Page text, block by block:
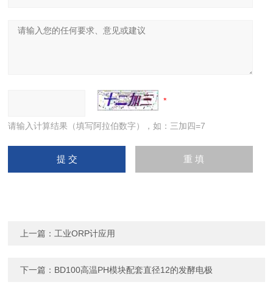
请输入计算结果（填写阿拉伯数字），如：三加四=7
上一篇： 工业ORP计应用
下一篇： BD100高温PH模块配套直径12的发酵电极